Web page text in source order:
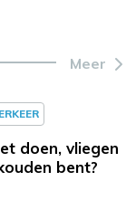
Meer
doen, vliegen
bent?